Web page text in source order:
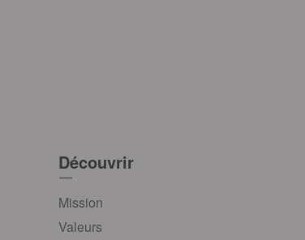
Découvrir
Mission
Valeurs